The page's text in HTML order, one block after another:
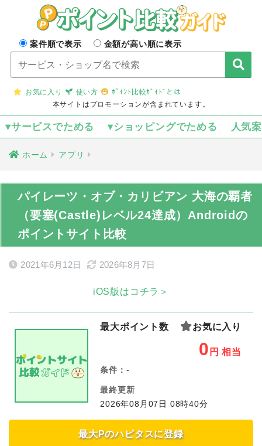
案件順で表示 金額が高い順に表示
お気に入り 使い方
ﾎﾟｲﾝﾄ比較ｶﾞｲﾄﾞとは
本サイトはプロモーションが含まれています。
▾サービスでためる ▾ショッピングでためる 人気
ホーム アプリ
パイレーツ・オブ・カリビアン 大海の覇者
（要塞(Castle)レベル24達成）Androidの
ポイントサイト比較
2021年6月12日 2026年8月7日
iOS版はコチラ＞
最大ポイント数 お気に入り
0 円 相当
条件： -
最終更新
2026年08月07日 08時40分
最大Pのハピタスに登録